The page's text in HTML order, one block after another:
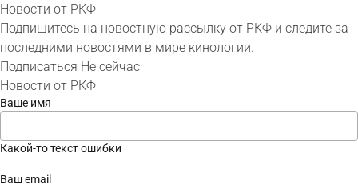
Новости от РКФ
Подпишитесь на новостную рассылку от РКФ и следите за
последними новостями в мире кинологии.
Подписаться Не сейчас
Новости от РКФ
Ваше имя
Какой-то текст ошибки
Ваш email